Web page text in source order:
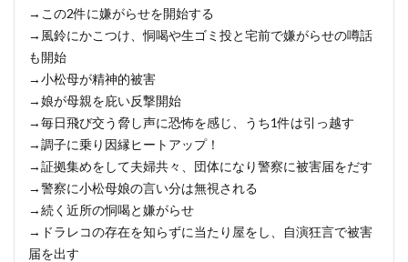
→この2件に嫌がらせを開始する
→風鈴にかこつけ、恫喝や生ゴミ投と宅前で嫌がらせの噂話
も開始
→小松母が精神的被害
→娘が母親を庇い反撃開始
→毎日飛び交う脅し声に恐怖を感じ、うち1件は引っ越す
→調子に乗り因縁ヒートアップ！
→証拠集めをして夫婦共々、団体になり警察に被害届をだす
→警察に小松母娘の言い分は無視される
→続く近所の恫喝と嫌がらせ
→ドラレコの存在を知らずに当たり屋をし、自演狂言で被害
届を出す